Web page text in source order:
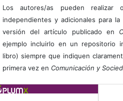
Los autores/as pueden realizar
independientes y adicionales para
versión del artículo publicado en
ejemplo incluirlo en un repositorio
libro) siempre que indiquen
primera vez en Comunicación y